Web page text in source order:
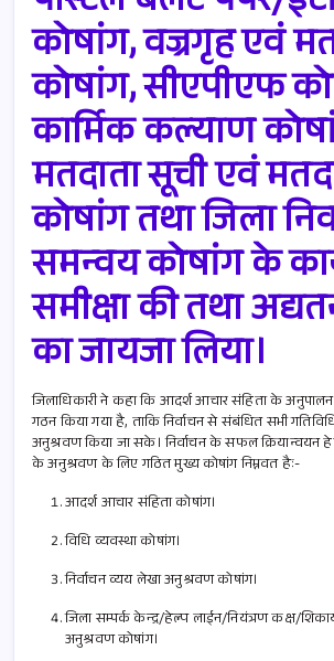
कोषांग, वज्रगृह एवं
कोषांग, सीएपीएफ
कार्मिक कल्याण
मतदाता सूची एवं
कोषांग तथा जिला
समन्वय कोषांग के
समीक्षा की तथा
का जायजा लिया।
जिलाधिकारी ने कहा कि आदर्श आचार संहिता के
गठन किया गया है, ताकि निर्वाचन से संबंधित सभी
अनुश्रवण किया जा सके। निर्वाचन के सफल क्रियान्वयन
के अनुश्रवण के लिए गठित मुख्य कोषांग निम्नवत हैः-
आदर्श आचार संहिता कोषांग।
विधि व्यवस्था कोषांग।
निर्वाचन व्यय लेखा अनुश्रवण कोषांग।
जिला सम्पर्क केन्द्र/हेल्प लाईन/नियंत्रण कक्ष/
अनुश्रवण कोषांग।